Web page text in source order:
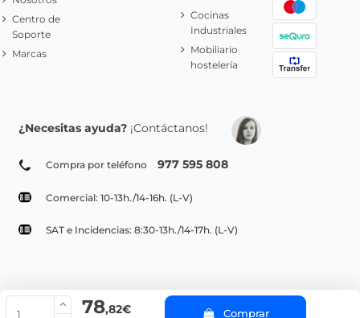
78,82€ Comprar
Centro de
Soporte
Marcas
Cocinas
Industriales
Mobiliario
hostelería
¿Necesitas ayuda? ¡Contáctanos!
Compra por teléfono 977 595 808
Comercial: 10-13h./14-16h. (L-V)
SAT e Incidencias: 8:30-13h./14-17h. (L-V)
© Copyright 2022 PepeBar.com |
Aviso legal y